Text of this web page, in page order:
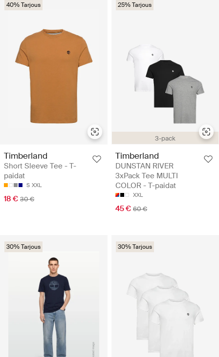
40% Tarjous
Timberland
Short Sleeve Tee - T-
paidat
S XXL
18 € 30 €
3-pack
25% Tarjous
Timberland
DUNSTAN RIVER
3xPack Tee MULTI
COLOR - T-paidat
XXL
45 € 60 €
30% Tarjous 30% Tarjous